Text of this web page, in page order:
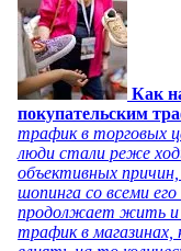
Как
покупательским
трафик в торговых
люди стали реже
объективных
шопинга со всеми
продолжает жить и
трафик в магазинах,